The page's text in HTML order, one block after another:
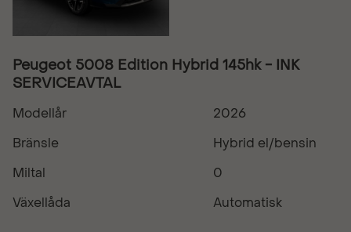
Peugeot 5008 Edition Hybrid 145hk - INK
SERVICEAVTAL
Modellår
2026
Bränsle
Hybrid el/bensin
Miltal
0
Växellåda
Automatisk